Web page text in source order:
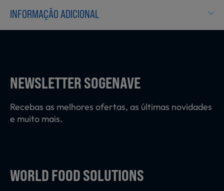
Frutas e Legumes
Mercearia
Nutrição Clínica
INFORMAÇÃO ADICIONAL
NEWSLETTER SOGENAVE
Recebas as melhores ofertas, as últimas novidades
e muito mais.
WORLD FOOD SOLUTIONS